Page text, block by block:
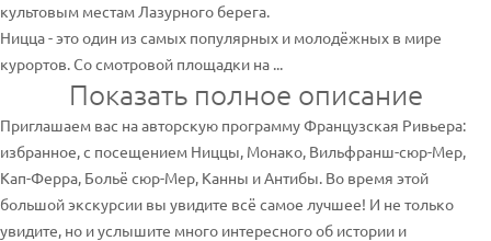
культовым местам Лазурного берега.
Ницца - это один из самых популярных и молодёжных в мире
курортов. Со смотровой площадки на ...
Показать полное описание
Приглашаем вас на авторскую программу Французская Ривьера:
избранное, с посещением Ниццы, Монако, Вильфранш-сюр-Мер,
Кап-Ферра, Больё сюр-Мер, Канны и Антибы. Во время этой
большой экскурсии вы увидите всё самое лучшее! И не только
увидите, но и услышите много интересного об истории и